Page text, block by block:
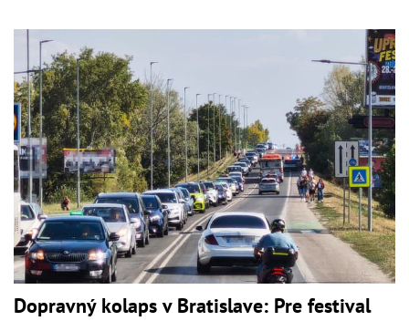
Dopravný kolaps v Bratislave: Pre festival